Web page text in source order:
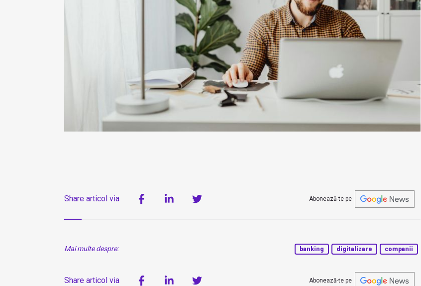
Share articol via Abonează-te pe
Mai multe despre: banking digitalizare companii
Share articol via Abonează-te pe